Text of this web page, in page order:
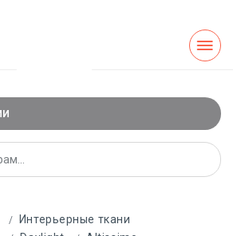
Интерьерные ткани